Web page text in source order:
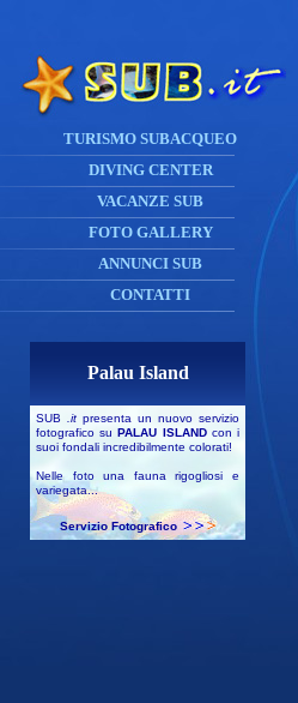
TURISMO SUBACQUEO
DIVING CENTER
VACANZE SUB
FOTO GALLERY
ANNUNCI SUB
CONTATTI
Palau Island
SUB .it presenta un nuovo servizio
fotografico suPALAU ISLANDcon i
suoi fondali incredibilmente colorati!
Nelle foto una fauna rigogliosi e
variegata...
Servizio Fotografico